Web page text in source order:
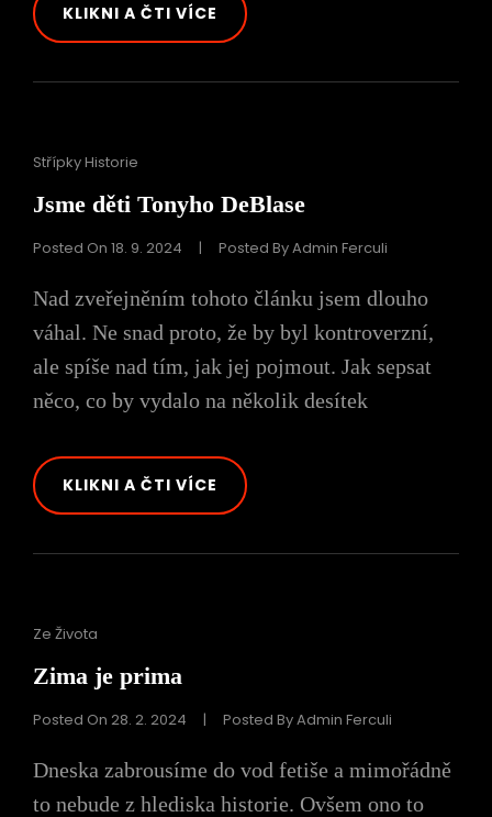
KLIKNI A ČTI VÍCE BARVY
DUHY
Cat
Střípky Historie
Jsme děti Tonyho DeBlase
Posted On 18. 9. 2024 | Posted ByAdmin Ferculi
Nad zveřejněním tohoto článku jsem dlouho
váhal. Ne snad proto, že by byl kontroverzní,
ale spíše nad tím, jak jej pojmout. Jak sepsat
něco, co by vydalo na několik desítek
KLIKNI A ČTI VÍCE JSME
DĚTI
Cat
Ze Života
Zima je prima
Posted On 28. 2. 2024 | Posted ByAdmin Ferculi
Dneska zabrousíme do vod fetiše a mimořádně
to nebude z hlediska historie. Ovšem ono to